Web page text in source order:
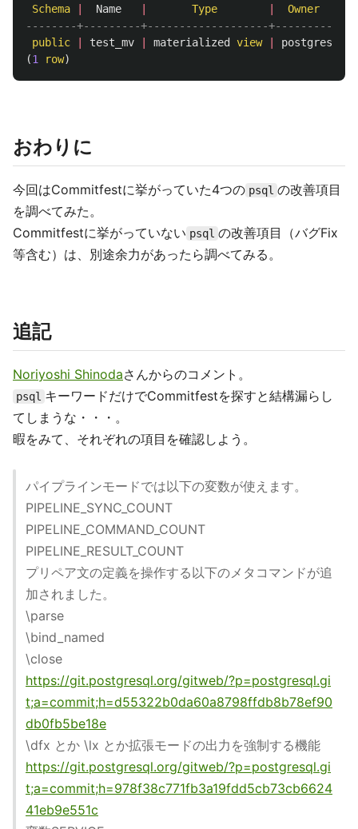
Schema
Name Type
Owner
--------+---------+-------------------+----------
public
test_mv materialized view
postgres
(1 row)
おわりに
今回はCommitfestに挙がっていた4つの psql の改善項目
を調べてみた。
Commitfestに挙がっていない psql の改善項目（バグFix
等含む）は、別途余力があったら調べてみる。
追記
Noriyoshi Shinodaさんからのコメント。
psql キーワードだけでCommitfestを探すと結構漏らし
てしまうな・・・。
暇をみて、それぞれの項目を確認しよう。
パイプラインモードでは以下の変数が使えます。
PIPELINE_SYNC_COUNT
PIPELINE_COMMAND_COUNT
PIPELINE_RESULT_COUNT
プリペア文の定義を操作する以下のメタコマンドが追
加されました。
\parse
\bind_named
\close
https://git.postgresql.org/gitweb/?p=postgresql.gi
t;a=commit;h=d55322b0da60a8798ffdb8b78ef90
db0fb5be18e
\dfx とか \lx とか拡張モードの出力を強制する機能
https://git.postgresql.org/gitweb/?p=postgresql.gi
t;a=commit;h=978f38c771fb3a19fdd5cb73cb6624
41eb9e551c